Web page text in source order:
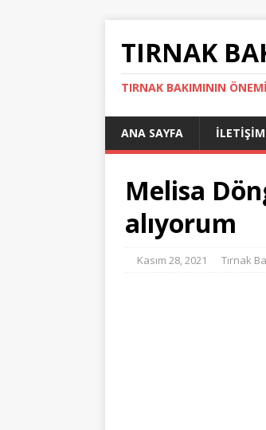
TIRNAK
TIRNAK BAKIMININ
ANA SAYFA İLETIŞIM
Melisa
alıyorum
Kasım 28, 2021 Tırnak